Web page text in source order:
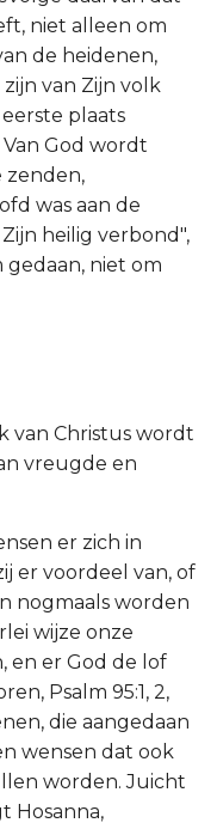
niet alleen om
de heidenen,
van Zijn volk
plaats
God wordt
zenden,
was aan de
heilig verbond",
gedaan, niet om
van Christus wordt
vreugde en
er zich in
er voordeel van, of
nogmaals worden
wijze onze
en er God de lof
Psalm 95:1, 2,
die aangedaan
wensen dat ook
worden. Juicht
Hosanna,